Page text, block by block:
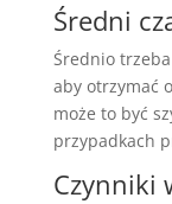
Średni
Średnio
aby otrzymać
może to być
przypadkach
Czynniki